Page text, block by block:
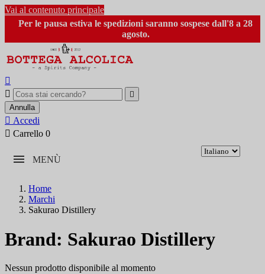
Vai al contenuto principale
Per le pausa estiva le spedizioni saranno sospese dall'8 a 28
agosto.



Annulla
 Accedi
 Carrello 0
MENÙ
Home
Marchi
Sakurao Distillery
Brand: Sakurao Distillery
Nessun prodotto disponibile al momento